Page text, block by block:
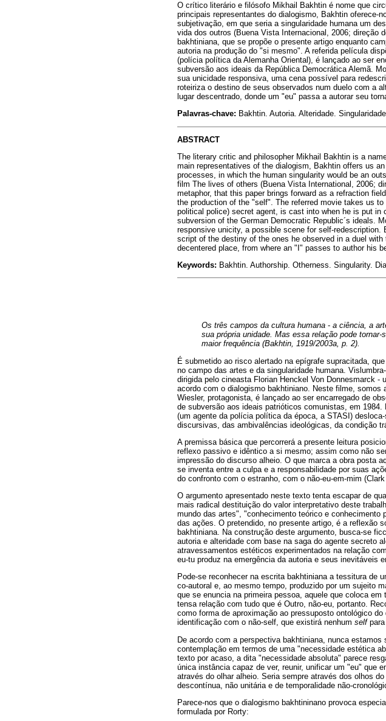
O crítico literário e filósofo Mikhail Bakhtin é nome que
principais representantes do dialogismo, Bakhtin oferece-
subjetivação, em que seria a singularidade humana um
vida dos outros (Buena Vista Internacional, 2006; direção
bakhtiniana, que se propõe o presente artigo enquanto
autoria na produção do "si mesmo". A referida película
(polícia política da Alemanha Oriental), é lançado ao ser
subversão aos ideais da República Democrática Alemã.
sua unicidade responsiva, uma cena possível para
roteiriza o destino de seus observados num duelo com a
lugar descentrado, donde um "eu" passa a autorar seu
Palavras-chave: Bakhtin. Autoria. Alteridade.
ABSTRACT
The literary critic and philosopher Mikhail Bakhtin is a
main representatives of the dialogism, Bakhtin offers us
processes, in which the human singularity would be an
film The lives of others (Buena Vista International, 2006;
metaphor, that this paper brings forward as a refraction
the production of the "self". The referred movie takes us
political police) secret agent, is cast into when he is put
subversion of the German Democratic Republic´s ideals.
responsive unicity, a possible scene for self-
script of the destiny of the ones he observed in a duel
decentered place, from where an "I" passes to author his
Keywords: Bakhtin. Authorship. Otherness. Singularity.
Os três campos da cultura humana - a ciência, a
sua própria unidade. Mas essa relação pode
maior frequência (Bakhtin, 1919/2003a, p. 2).
É submetido ao risco alertado na epígrafe supracitada,
no campo das artes e da singularidade humana.
dirigida pelo cineasta Florian Henckel Von Donnesmarck
acordo com o dialogismo bakhtiniano. Neste filme,
Wiesler, protagonista, é lançado ao ser encarregado de
de subversão aos ideais patrióticos comunistas, em
(um agente da polícia política da época, a STASI)
discursivas, das ambivalências ideológicas, da condição
A premissa básica que percorrerá a presente leitura
reflexo passivo e idêntico a si mesmo; assim como não
impressão do discurso alheio. O que marca a obra posta
se inventa entre a culpa e a responsabilidade por suas
do confronto com o estranho, com o não-eu-em-mim
O argumento apresentado neste texto tenta escapar de
mais radical destituição do valor interpretativo deste
mundo das artes", "conhecimento teórico e conhecimento
das ações. O pretendido, no presente artigo, é a reflexão
bakhtiniana. Na construção deste argumento, busca-se
autoria e alteridade com base na saga do agente secreto
atravessamentos estéticos experimentados na relação
eu-tu produz na emergência da autoria e seus inevitáveis
Pode-se reconhecer na escrita bakhtiniana a tessitura de
co-autoral e, ao mesmo tempo, produzido por um sujeito
que se enuncia na primeira pessoa, aquele que coloca
tensa relação com tudo que é Outro, não-eu, portanto.
como forma de aproximação ao pressuposto ontológico
identificação com o não-self, que existirá nenhum selfpara
De acordo com a perspectiva bakhtiniana, nunca
contemplação em termos de uma "necessidade estética
texto por acaso, a dita "necessidade absoluta" parece
única instância capaz de ver, reunir, unificar um "eu" que
através do olhar alheio. Seria sempre através dos olhos
descontínua, não unitária e de temporalidade não-
Parece-nos que o dialogismo bakhtininano provoca
formulada por Rorty: